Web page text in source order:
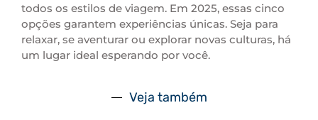
todos os estilos de viagem. Em 2025, essas cinco
opções garantem experiências únicas. Seja para
relaxar, se aventurar ou explorar novas culturas, há
um lugar ideal esperando por você.
Veja também